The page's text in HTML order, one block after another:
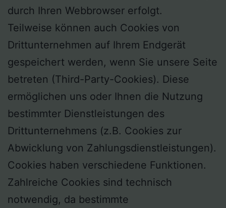
durch Ihren Webbrowser erfolgt.
Teilweise können auch Cookies von
Drittunternehmen auf Ihrem Endgerät
gespeichert werden, wenn Sie unsere Seite
betreten (Third-Party-Cookies). Diese
ermöglichen uns oder Ihnen die Nutzung
bestimmter Dienstleistungen des
Drittunternehmens (z.B. Cookies zur
Abwicklung von Zahlungsdienstleistungen).
Cookies haben verschiedene Funktionen.
Zahlreiche Cookies sind technisch
notwendig, da bestimmte